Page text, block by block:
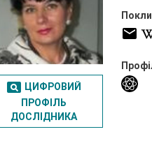
 ЦИФРОВИЙ
ПРОФІЛЬ
ДОСЛІДНИКА